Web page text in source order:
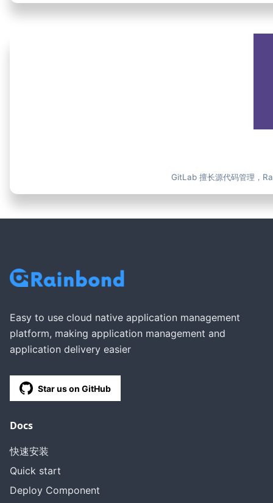
GitLab 擅长源代码管理，
Easy to use cloud native application management
platform, making application management and
application delivery easier
Star us on GitHub
Docs
快速安装
Quick start
Deploy Component